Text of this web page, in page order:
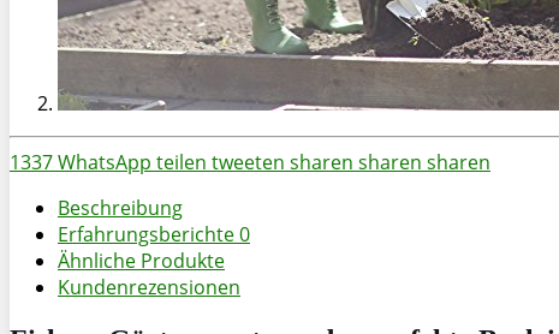
1337WhatsApp teilen tweeten sharen sharen sharen
Beschreibung
Erfahrungsberichte0
Ähnliche Produkte
Kundenrezensionen